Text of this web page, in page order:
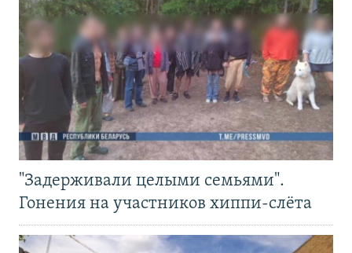
"Задерживали целыми семьями".
Гонения на участников хиппи-слёта